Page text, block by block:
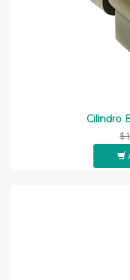
Cilindro